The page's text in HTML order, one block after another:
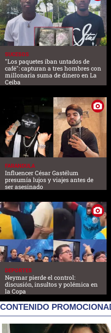
SUCESOS
"Los paquetes iban untados de
café": capturan a tres hombres con
millonaria suma de dinero en La
Ceiba
FARANDULA
Influencer César Gastélum
presumía lujos y viajes antes de
ser asesinado
DEPORTES
Neymar pierde el control:
discusión, insultos y polémica en
la Copa
CONTENIDO